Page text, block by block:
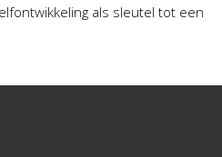
als sleutel tot een